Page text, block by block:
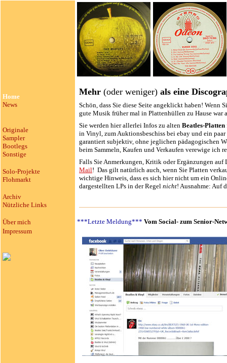
Home
News
Originale
Sampler
Bootlegs
Sonstige
Solo-Projekte
Flohmarkt
Archiv
Nützliche Links
Über mich
Impressum
Mehr (oder weniger) als eine
Schön, dass Sie diese Seite angeklickt haben! Wenn
gute Musik früher mal in Plattenhüllen zu Hause
Sie werden hier allerlei Infos zu alten Beatles-Platten
in Vinyl, zum Auktionsbeschiss bei ebay und ein
garantiert subjektiv, ohne jeglichen pädagogischen
beim Sammeln, Kaufen und Verkaufen verewige ich
Falls Sie Anmerkungen, Kritik oder Ergänzungen
Mail! Das gilt natürlich auch, wenn Sie Platten
wichtige Hinweis, dass es sich hier nicht um ein
dargestellten LPs in der Regel nicht! Ausnahme: Auf
***Letzte Meldung*** Vom Social- zum Senior-